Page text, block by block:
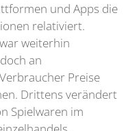
und Apps die
relativiert.
weiterhin
an
Preise
Drittens verändert
Spielwaren im